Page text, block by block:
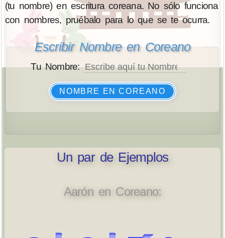
(tu nombre) en escritura coreana. No sólo funciona
con nombres, pruébalo para lo que se te ocurra.
Escribir Nombre en Coreano
Tu Nombre:
NOMBRE EN COREANO
Un par de Ejemplos
Aarón en Coreano: